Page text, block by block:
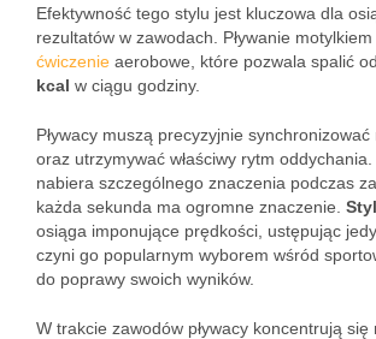
Efektywność tego stylu jest kluczowa dla
rezultatów w zawodach. Pływanie
ćwiczenie aerobowe, które pozwala spalić od
kcal w ciągu godziny.
Pływacy muszą precyzyjnie
oraz utrzymywać właściwy rytm
nabiera szczególnego znaczenia podczas
każda sekunda ma ogromne znaczenie.
osiąga imponujące prędkości, ustępując
czyni go popularnym wyborem wśród
do poprawy swoich wyników.
W trakcie zawodów pływacy koncentrują się